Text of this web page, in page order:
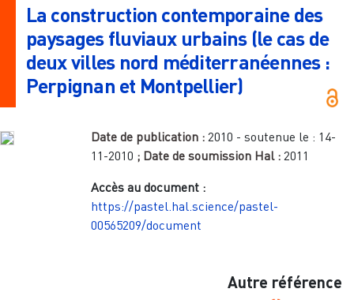
La construction contemporaine des
paysages fluviaux urbains (le cas de
deux villes nord méditerranéennes :
Perpignan et Montpellier)
Date de publication : 2010 - soutenue le : 14-
11-2010 ; Date de soumission Hal : 2011
Accès au document :
https://pastel.hal.science/pastel-
00565209/document
Autre référence